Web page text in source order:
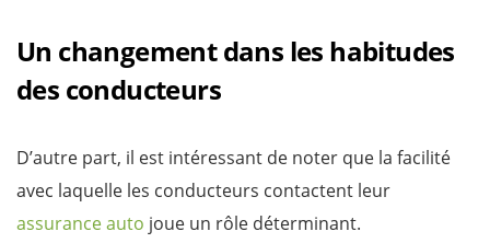
Un changement dans les habitudes
des conducteurs
D’autre part, il est intéressant de noter que la facilité
avec laquelle les conducteurs contactent leur
assurance auto joue un rôle déterminant.